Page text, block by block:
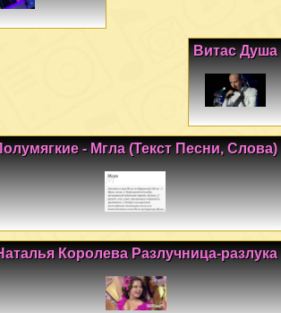
Витас Душа
- Мгла (Текст Песни, Слова)
Королева Разлучница-разлука